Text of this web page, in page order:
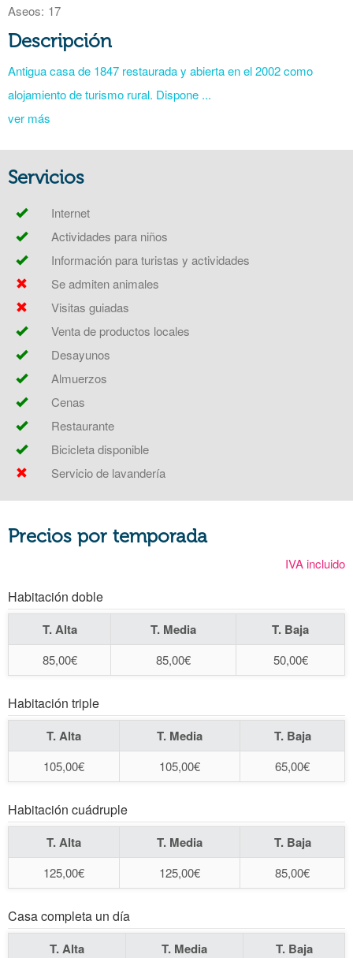
Aseos: 17
Descripción
Antigua casa de 1847 restaurada y abierta en el 2002 como
alojamiento de turismo rural. Dispone ...
ver más
Servicios
Internet
Actividades para niños
Información para turistas y actividades
Se admiten animales
Visitas guiadas
Venta de productos locales
Desayunos
Almuerzos
Cenas
Restaurante
Bicicleta disponible
Servicio de lavandería
Precios por temporada
IVA incluido
Habitación doble
T. Alta T. Media T. Baja
85,00€ 85,00€ 50,00€
Habitación triple
T. Alta T. Media T. Baja
105,00€ 105,00€ 65,00€
Habitación cuádruple
T. Alta T. Media T. Baja
125,00€ 125,00€ 85,00€
Casa completa un día
T. Alta T. Media T. Baja